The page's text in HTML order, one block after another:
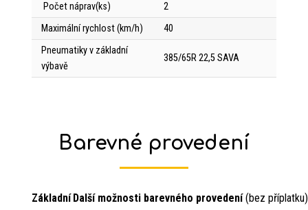
Počet náprav(ks)
2
Maximální rychlost (km/h)
40
Pneumatiky v základní
výbavě
385/65R 22,5 SAVA
Barevné provedení
Základní Další možnosti barevného provedení(bez